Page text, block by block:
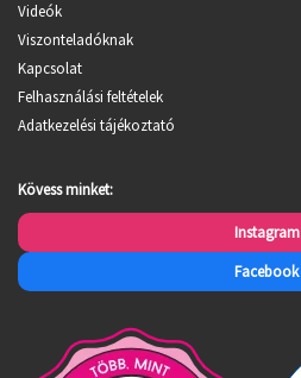
Videók
Viszonteladóknak
Kapcsolat
Felhasználási feltételek
Adatkezelési tájékoztató
Kövess minket:
Instagram
Facebook